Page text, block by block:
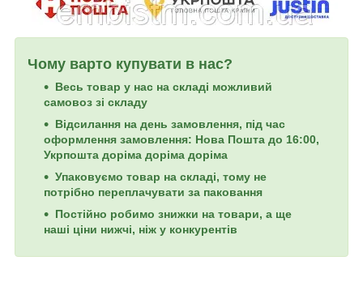
Чому варто купувати в нас?
Весь товар у нас на складі можливий
самовоз зі складу
Відсилання на день замовлення, під час
оформлення замовлення: Нова Пошта до 16:00,
Укрпошта доріма доріма доріма
Упаковуємо товар на складі, тому не
потрібно переплачувати за паковання
Постійно робимо знижки на товари, а ще
наші ціни нижчі, ніж у конкурентів